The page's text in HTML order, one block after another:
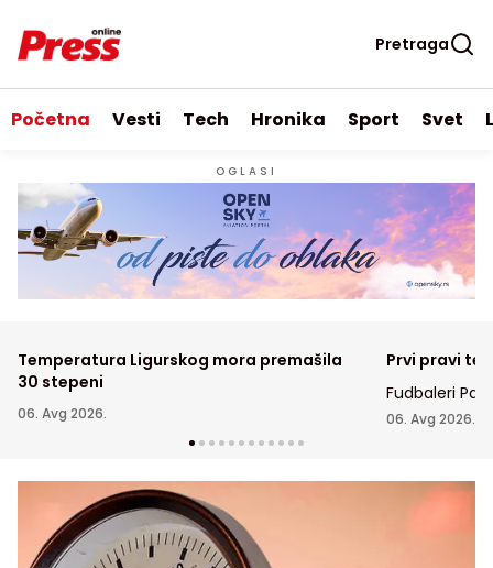
Pretraga
Početna Vesti Tech Hronika Sport Svet
OGLASI
Temperatura Ligurskog mora premašila
30 stepeni
06. Avg 2026.
Prvi pravi
Fudbaleri
u Humskoj
06. Avg 2026.